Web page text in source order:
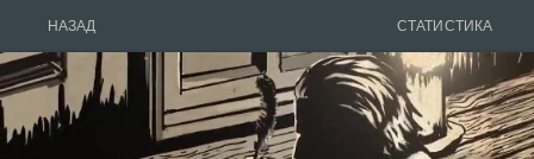
НАЗАД СТАТИСТИКА